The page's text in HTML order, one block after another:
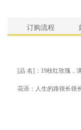
订购流程
[品 名]：19枝红玫瑰，
花语：人生的路很长很